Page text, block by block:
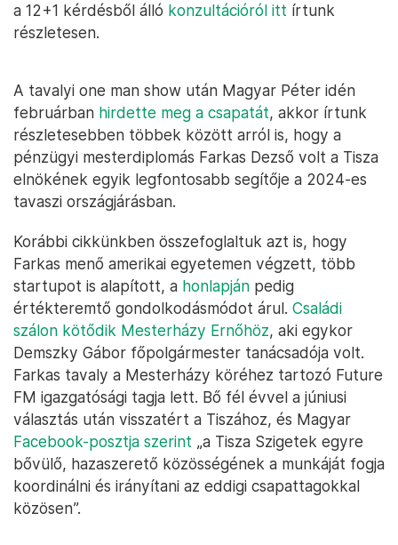
a 12+1 kérdésből álló konzultációról itt írtunk
részletesen.
A tavalyi one man show után Magyar Péter idén
februárban hirdette meg a csapatát, akkor írtunk
részletesebben többek között arról is, hogy a
pénzügyi mesterdiplomás Farkas Dezső volt a Tisza
elnökének egyik legfontosabb segítője a 2024-es
tavaszi országjárásban.
Korábbi cikkünkben összefoglaltuk azt is, hogy
Farkas menő amerikai egyetemen végzett, több
startupot is alapított, a honlapján pedig
értékteremtő gondolkodásmódot árul. Családi
szálon kötődik Mesterházy Ernőhöz, aki egykor
Demszky Gábor főpolgármester tanácsadója volt.
Farkas tavaly a Mesterházy köréhez tartozó Future
FM igazgatósági tagja lett. Bő fél évvel a júniusi
választás után visszatért a Tiszához, és Magyar
Facebook-posztja szerint „a Tisza Szigetek egyre
bővülő, hazaszerető közösségének a munkáját fogja
koordinálni és irányítani az eddigi csapattagokkal
közösen”.